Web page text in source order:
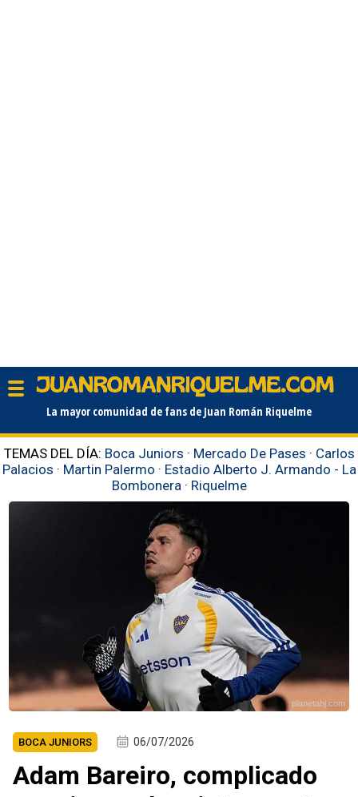
La mayor comunidad de fans de Juan Román Riquelme
TEMAS DEL DÍA: Boca Juniors · Mercado De Pases · Carlos
Palacios · Martin Palermo · Estadio Alberto J. Armando - La
Bombonera · Riquelme
planetabj.com
BOCA JUNIORS 06/07/2026
Adam Bareiro, complicado